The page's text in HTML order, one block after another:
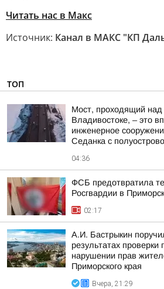
Читать нас в Макс
Источник: Канал в МАКС "КП
ТОП
Мост, проходящий
Владивостоке, – это
инженерное
Седанка с
04:36
ФСБ предотвратила
Росгвардии в
02:17
А.И. Бастрыкин
результатах
нарушении прав
Приморского края
Вчера, 21:29